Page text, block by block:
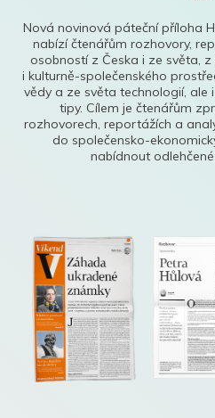
Nová novinová páteční příloha
nabízí čtenářům rozhovory,
osobností z Česka i ze světa,
i kulturně-společenského
vědy a ze světa technologií, ale
tipy. Cílem je čtenářům
rozhovorech, reportážích a
do společensko-
nabídnout